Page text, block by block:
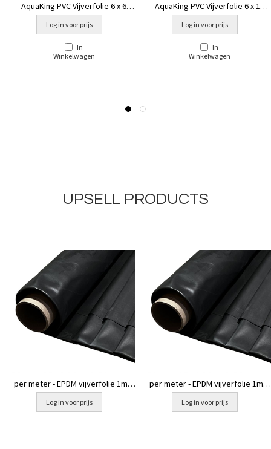
AquaKing PVC Vijverfolie 6 x 6
meter
Log in voor prijs
In
Winkelwagen
AquaKing PVC Vijverfolie 6 x 10
meter
Log in voor prijs
In
Winkelwagen
UPSELL PRODUCTS
per meter - EPDM vijverfolie 1mm
- 7.5 mtr breed
Log in voor prijs
per meter - EPDM vijverfolie 1mm
- 6 mtr breed
Log in voor prijs